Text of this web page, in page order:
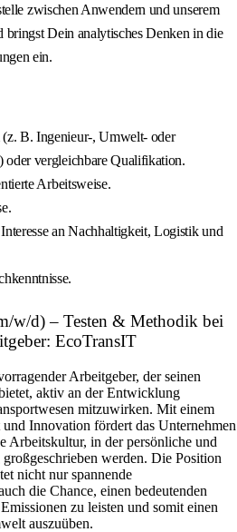
zwischen Anwendern und unserem
bringst Dein analytisches Denken in die
ein.
(z. B. Ingenieur-, Umwelt- oder
oder vergleichbare Qualifikation.
Arbeitsweise.
an Nachhaltigkeit, Logistik und
w/d) – Testen & Methodik bei
EcoTransIT
Arbeitgeber, der seinen
aktiv an der Entwicklung
mitzuwirken. Mit einem
Innovation fördert das Unternehmen
Arbeitskultur, in der persönliche und
werden. Die Position
nicht nur spannende
die Chance, einen bedeutenden
zu leisten und somit einen
auszuüben.